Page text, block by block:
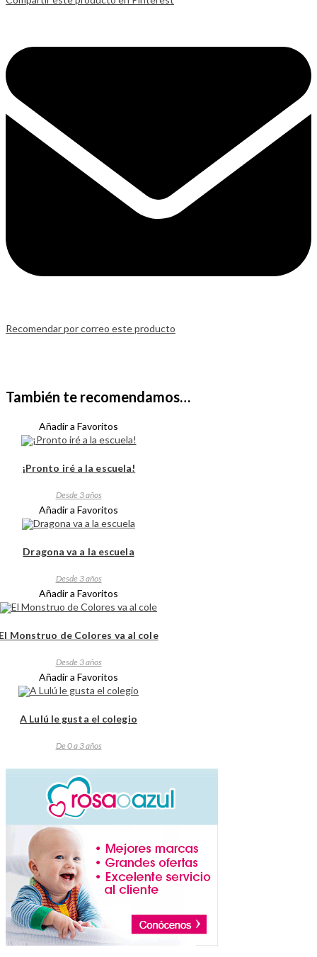
Recomendar por correo este producto
También te recomendamos…
Añadir a Favoritos
¡Pronto iré a la escuela!
Desde 3 años
Añadir a Favoritos
Dragona va a la escuela
Desde 3 años
Añadir a Favoritos
Monstruo de Colores va al cole
Desde 3 años
Añadir a Favoritos
A Lulú le gusta el colegio
De 0 a 3 años